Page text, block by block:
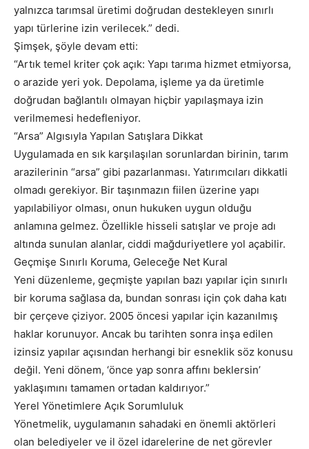
yalnızca tarımsal üretimi doğrudan destekleyen sınırlı
yapı türlerine izin verilecek.” dedi.
Şimşek, şöyle devam etti:
“Artık temel kriter çok açık: Yapı tarıma hizmet etmiyorsa,
o arazide yeri yok. Depolama, işleme ya da üretimle
doğrudan bağlantılı olmayan hiçbir yapılaşmaya izin
verilmemesi hedefleniyor.
“Arsa” Algısıyla Yapılan Satışlara Dikkat
Uygulamada en sık karşılaşılan sorunlardan birinin, tarım
arazilerinin “arsa” gibi pazarlanması. Yatırımcıları dikkatli
olmadı gerekiyor. Bir taşınmazın fiilen üzerine yapı
yapılabiliyor olması, onun hukuken uygun olduğu
anlamına gelmez. Özellikle hisseli satışlar ve proje adı
altında sunulan alanlar, ciddi mağduriyetlere yol açabilir.
Geçmişe Sınırlı Koruma, Geleceğe Net Kural
Yeni düzenleme, geçmişte yapılan bazı yapılar için sınırlı
bir koruma sağlasa da, bundan sonrası için çok daha katı
bir çerçeve çiziyor. 2005 öncesi yapılar için kazanılmış
haklar korunuyor. Ancak bu tarihten sonra inşa edilen
izinsiz yapılar açısından herhangi bir esneklik söz konusu
değil. Yeni dönem, ‘önce yap sonra affını beklersin’
yaklaşımını tamamen ortadan kaldırıyor.”
Yerel Yönetimlere Açık Sorumluluk
Yönetmelik, uygulamanın sahadaki en önemli aktörleri
olan belediyeler ve il özel idarelerine de net görevler